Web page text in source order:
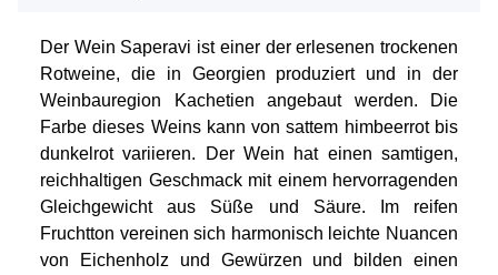
Der Wein Saperavi ist einer der erlesenen trockenen
Rotweine, die in Georgien produziert und in der
Weinbauregion Kachetien angebaut werden. Die
Farbe dieses Weins kann von sattem himbeerrot bis
dunkelrot variieren. Der Wein hat einen samtigen,
reichhaltigen Geschmack mit einem hervorragenden
Gleichgewicht aus Süße und Säure. Im reifen
Fruchtton vereinen sich harmonisch leichte Nuancen
von Eichenholz und Gewürzen und bilden einen